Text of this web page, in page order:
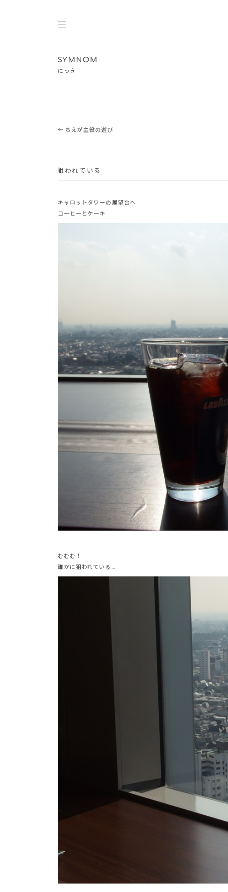
SYMNOM
にっき
Post navigation
← ちえが主役の遊び
狙われている
キャロットタワーの展望台へ
コーヒーとケーキ
むむむ！
誰かに狙われている…